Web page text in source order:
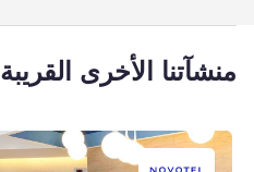
منشآتنا الأخرى القريبة